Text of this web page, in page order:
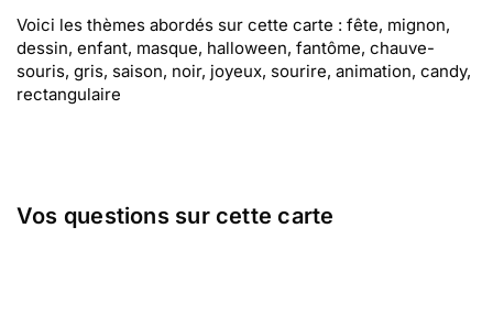
Voici les thèmes abordés sur cette carte : fête, mignon,
dessin, enfant, masque, halloween, fantôme, chauve-
souris, gris, saison, noir, joyeux, sourire, animation, candy,
rectangulaire
Vos questions sur cette carte